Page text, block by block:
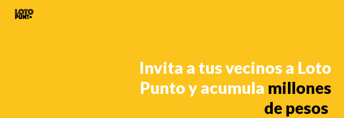
Invita a tus vecinos a Loto
Punto y acumula millones
de pesos